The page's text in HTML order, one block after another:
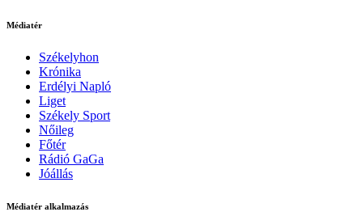
Médiatér
Székelyhon
Krónika
Erdélyi Napló
Liget
Székely Sport
Nőileg
Főtér
Rádió GaGa
Jóállás
Médiatér alkalmazás